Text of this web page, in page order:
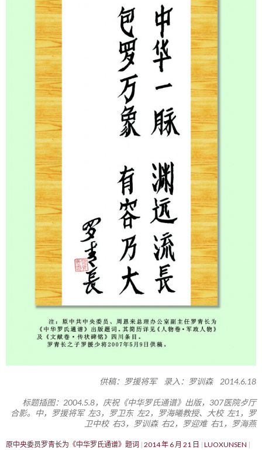
供稿：罗援将军 录入：罗训森 2014.6.18
标题插图：2004.5.8，庆祝《中华罗氏通谱》出版，307医院歺厅
合影。中，罗援将军 左3，罗卫东 左2，罗海曦教授、大校 左1，罗
卫中校 右3，罗训森 右2，罗迎难 右1，罗海燕
原中央委员罗青长为《中华罗氏通谱》题词 2014 年 6 月 21 日
LUOXUNSEN